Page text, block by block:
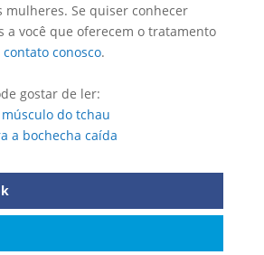
Se quiser conhecer
a você que oferecem o tratamento
conosco.
gostar de ler:
do tchau
a bochecha caída